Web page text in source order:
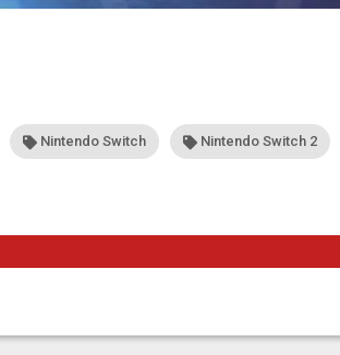
Nintendo Switch Nintendo Switch 2